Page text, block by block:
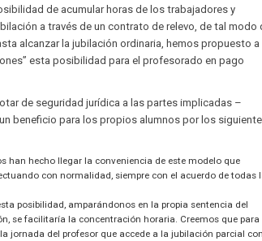
de acumular horas de los trabajadores y
a través de un contrato de relevo, de tal modo
alcanzar la jubilación ordinaria, hemos propuesto a
esta posibilidad para el profesorado en pago
de seguridad jurídica a las partes implicadas –
beneficio para los propios alumnos por los
han hecho llegar la conveniencia de este modelo que
con normalidad, siempre con el acuerdo de todas
posibilidad, amparándonos en la propia sentencia del
se facilitaría la concentración horaria. Creemos que para
jornada del profesor que accede a la jubilación parcial con